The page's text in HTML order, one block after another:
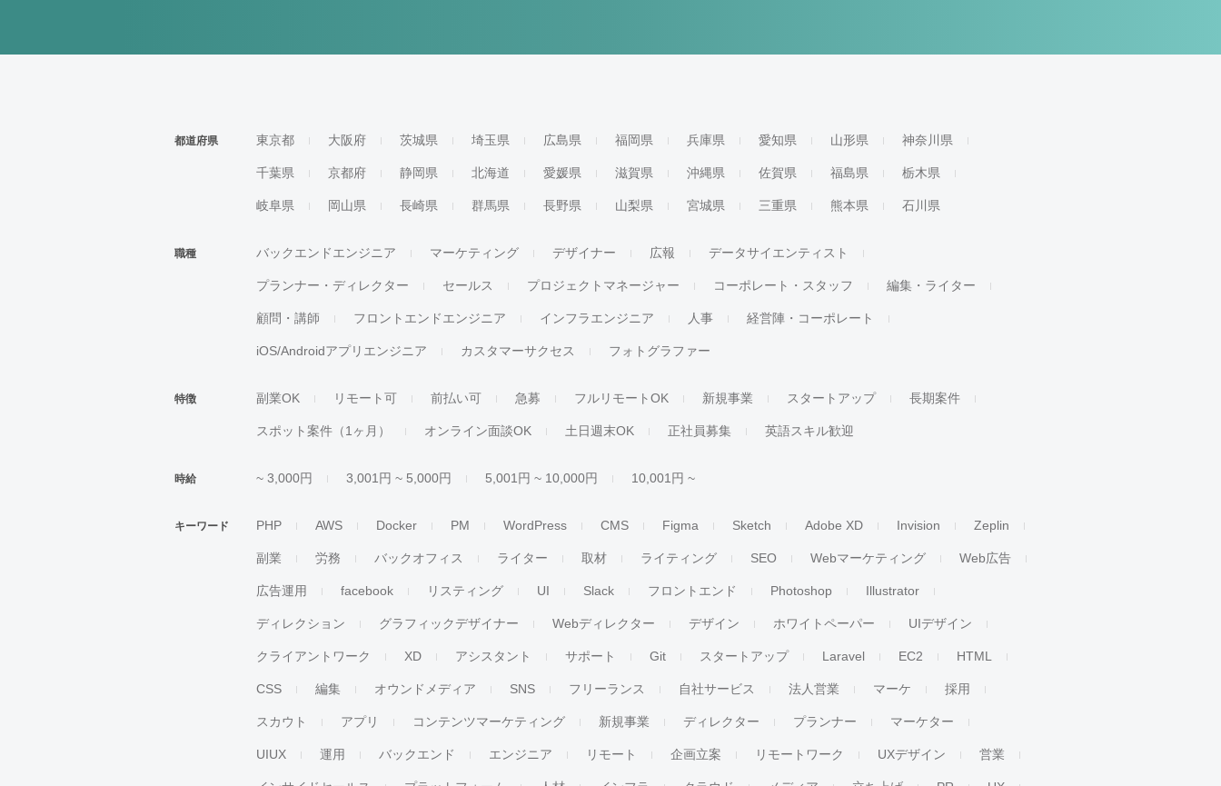
都道府県 東京都 大阪府 茨城県 埼玉県 広島県 福岡県 兵庫県 愛知県 山形県 神奈川県
千葉県 京都府 静岡県 北海道 愛媛県 滋賀県 沖縄県 佐賀県 福島県 栃木県
岐阜県 岡山県 長崎県 群馬県 長野県 山梨県 宮城県 三重県 熊本県 石川県
職種 バックエンドエンジニア マーケティング デザイナー 広報 データサイエンティスト
プランナー・ディレクター セールス プロジェクトマネージャー コーポレート・スタッフ 編集・ライター
顧問・講師 フロントエンドエンジニア インフラエンジニア 人事 経営陣・コーポレート
iOS/Androidアプリエンジニア カスタマーサクセス フォトグラファー
特徴 副業OK リモート可 前払い可 急募 フルリモートOK 新規事業 スタートアップ 長期案件
スポット案件（1ヶ月） オンライン面談OK 土日週末OK 正社員募集 英語スキル歓迎
時給 ~ 3,000円 3,001円 ~ 5,000円 5,001円 ~ 10,000円 10,001円 ~
キーワード PHP AWS Docker PM WordPress CMS Figma Sketch Adobe XD Invision Zeplin
副業 労務 バックオフィス ライター 取材 ライティング SEO Webマーケティング Web広告
広告運用 facebook リスティング UI Slack フロントエンド Photoshop Illustrator
ディレクション グラフィックデザイナー Webディレクター デザイン ホワイトペーパー UIデザイン
クライアントワーク XD アシスタント サポート Git スタートアップ Laravel EC2 HTML
CSS 編集 オウンドメディア SNS フリーランス 自社サービス 法人営業 マーケ 採用
スカウト アプリ コンテンツマーケティング 新規事業 ディレクター プランナー マーケター
UIUX 運用 バックエンド エンジニア リモート 企画立案 リモートワーク UXデザイン 営業